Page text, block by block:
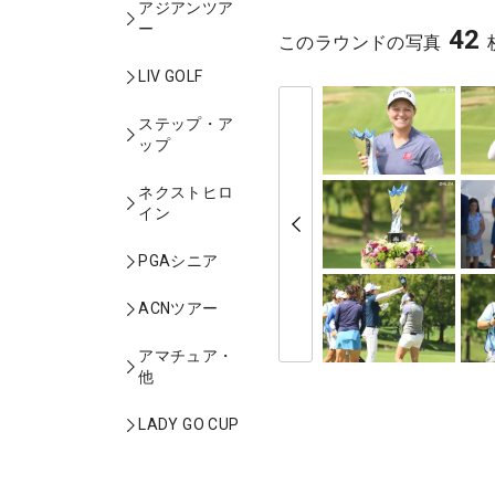
アジアンツア
ー
LIV GOLF
ステップ・ア
ップ
ネクストヒロ
イン
PGAシニア
ACNツアー
アマチュア・
他
LADY GO CUP
このラウンドの写真 42